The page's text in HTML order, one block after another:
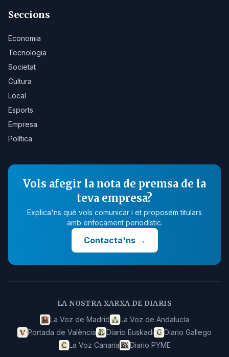
Seccions
Economia
Tecnologia
Societat
Cultura
Local
Esports
Empresa
Política
Vols afegir la nota de premsa de la
teva empresa?
Explica'ns què vols comunicar i et proposem titulars
amb enfocament periodístic.
Contacta'ns→
LA NOSTRA XARXA DE DIARIS
La Voz de Madrid
La Voz de Andalucía
Portada de València
Diario Euskadi
Diario Gallego
La Voz Canaria
Diario PYME